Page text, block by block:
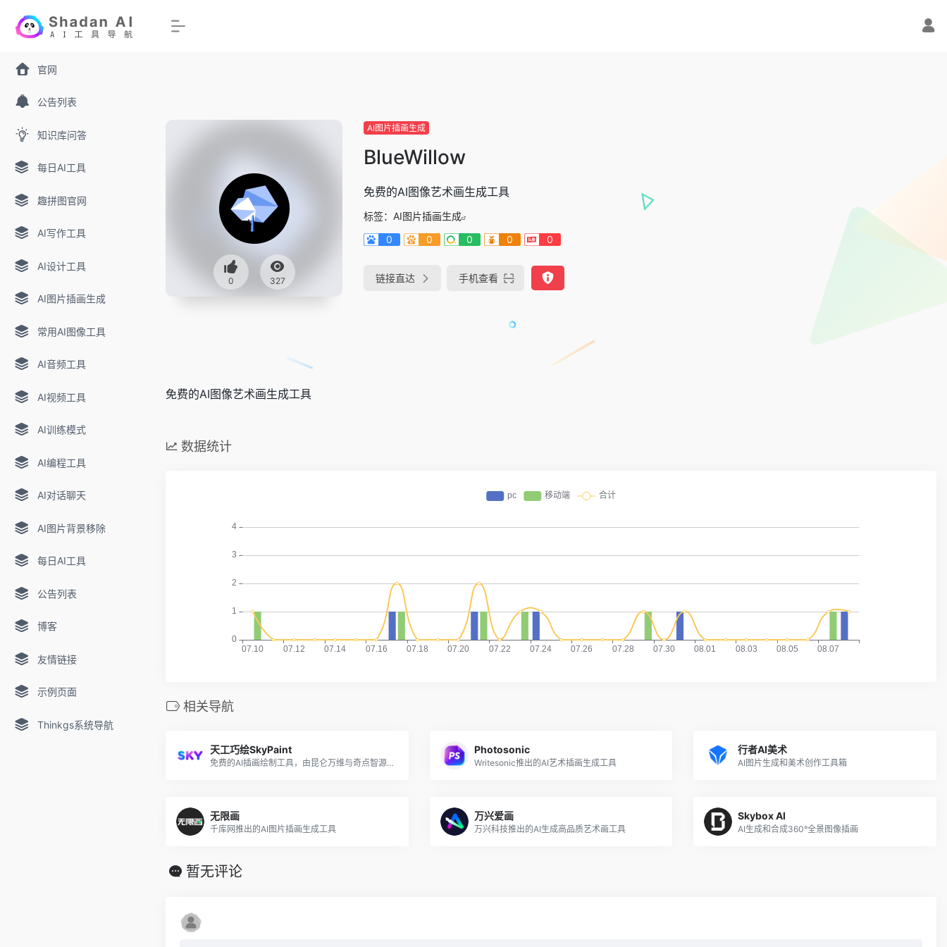
官网
公告列表
知识库问答
每日AI工具
趣拼图官网
AI写作工具
AI设计工具
AI图片插画生成
常用AI图像工具
AI音频工具
AI视频工具
AI训练模式
AI编程工具
AI对话聊天
AI图片背景移除
每日AI工具
公告列表
博客
友情链接
示例页面
Thinkgs系统导航
0 327
AI图片插画生成
BlueWillow
免费的AI图像艺术画生成工具
标签： AI图片插画生成
0
0 0 0 0
链接直达 手机查看
免费的AI图像艺术画生成工具
数据统计
相关导航
天工巧绘SkyPaint
免费的AI插画绘制工具，由昆仑万维与奇点智源合作推出
Photosonic
Writesonic推出的AI艺术插画生成工具
行者AI美术
AI图片生成和美术创作工具箱
无限画
千库网推出的AI图片插画生成工具
万兴爱画
万兴科技推出的AI生成高品质艺术画工具
Skybox AI
AI生成和合成360°全景图像插画
暂无评论